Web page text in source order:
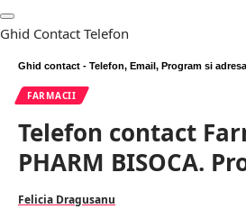
Ghid Contact Telefon
Ghid contact - Telefon, Email, Program si adresa
FARMACII
Telefon contact
PHARM BISOCA.
Felicia Dragusanu